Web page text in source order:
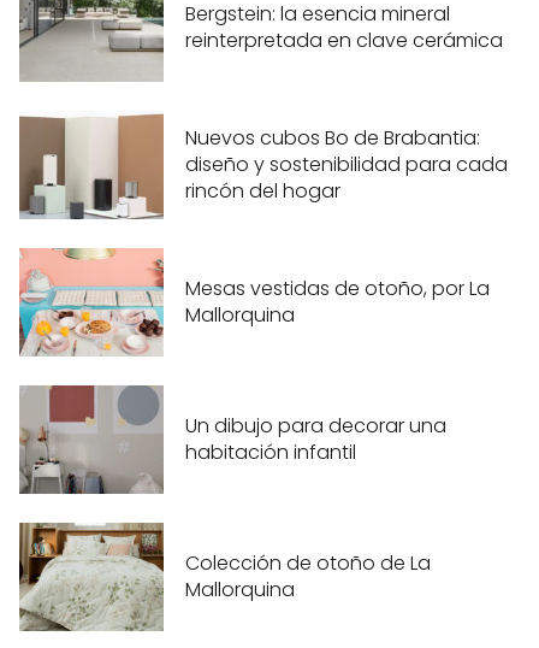
Bergstein: la esencia mineral
reinterpretada en clave cerámica
Nuevos cubos Bo de Brabantia:
diseño y sostenibilidad para cada
rincón del hogar
Mesas vestidas de otoño, por La
Mallorquina
Un dibujo para decorar una
habitación infantil
Colección de otoño de La
Mallorquina